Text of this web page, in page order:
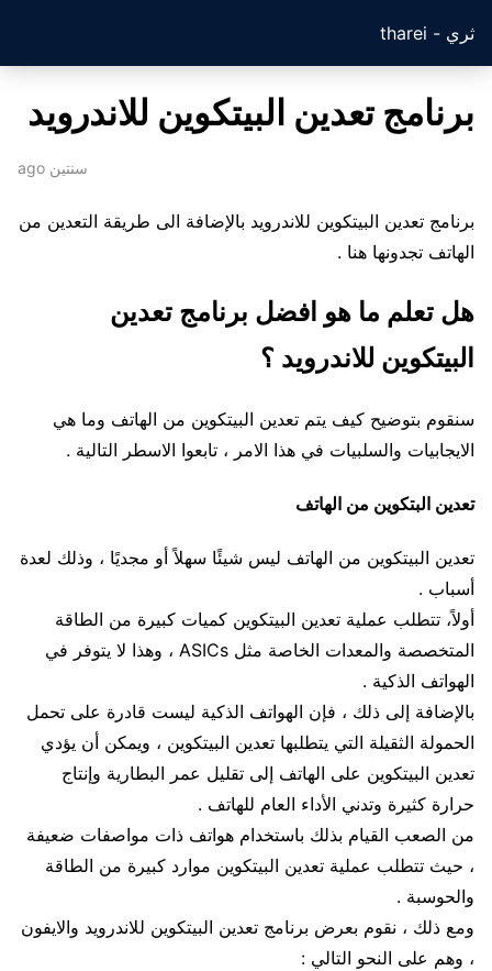
ثري - tharei
برنامج تعدين البيتكوين للاندرويد
سنتين ago
برنامج تعدين البيتكوين للاندرويد بالإضافة الى طريقة التعدين من
الهاتف تجدونها هنا .
هل تعلم ما هو افضل برنامج تعدين
البيتكوين للاندرويد ؟
سنقوم بتوضيح كيف يتم تعدين البيتكوين من الهاتف وما هي
الايجابيات والسلبيات في هذا الامر ، تابعوا الاسطر التالية .
تعدين البتكوين من الهاتف
تعدين البيتكوين من الهاتف ليس شيئًا سهلاً أو مجديًا ، وذلك لعدة
أسباب .
أولاً، تتطلب عملية تعدين البيتكوين كميات كبيرة من الطاقة
المتخصصة والمعدات الخاصة مثل ASICs ، وهذا لا يتوفر في
الهواتف الذكية .
بالإضافة إلى ذلك ، فإن الهواتف الذكية ليست قادرة على تحمل
الحمولة الثقيلة التي يتطلبها تعدين البيتكوين ، ويمكن أن يؤدي
تعدين البيتكوين على الهاتف إلى تقليل عمر البطارية وإنتاج
حرارة كثيرة وتدني الأداء العام للهاتف .
من الصعب القيام بذلك باستخدام هواتف ذات مواصفات ضعيفة
، حيث تتطلب عملية تعدين البيتكوين موارد كبيرة من الطاقة
والحوسبة .
ومع ذلك ، نقوم بعرض برنامج تعدين البيتكوين للاندرويد والايفون
، وهم على النحو التالي :